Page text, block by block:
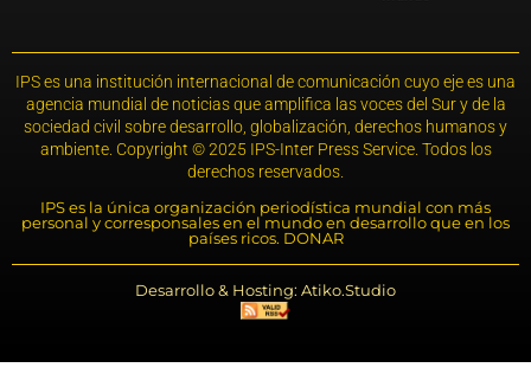
IPS es una institución internacional de comunicación cuyo eje es una
agencia mundial de noticias que amplifica las voces del Sur y de la
sociedad civil sobre desarrollo, globalización, derechos humanos y
ambiente. Copyright © 2025 IPS-Inter Press Service. Todos los
derechos reservados.
IPS es la única organización periodística mundial con más
personal y corresponsales en el mundo en desarrollo que en los
países ricos. DONAR
Desarrollo & Hosting: Atiko.Studio